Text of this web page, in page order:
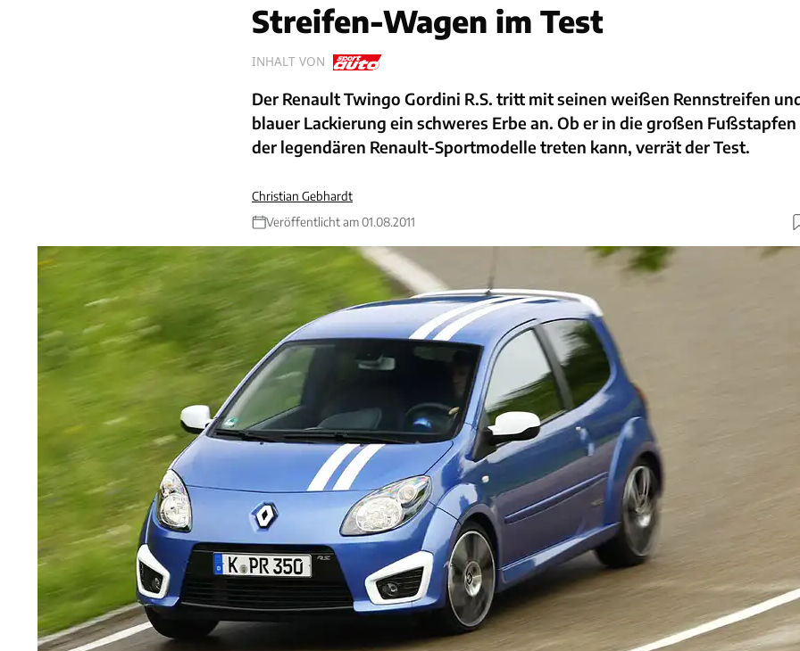
Streifen-Wagen im Test
INHALT VON
Der Renault Twingo Gordini R.S. tritt mit seinen weißen Rennstreifen
blauer Lackierung ein schweres Erbe an. Ob er in die großen Fußstapfen
der legendären Renault-Sportmodelle treten kann, verrät der Test.
Christian Gebhardt
Veröffentlicht am 01.08.2011